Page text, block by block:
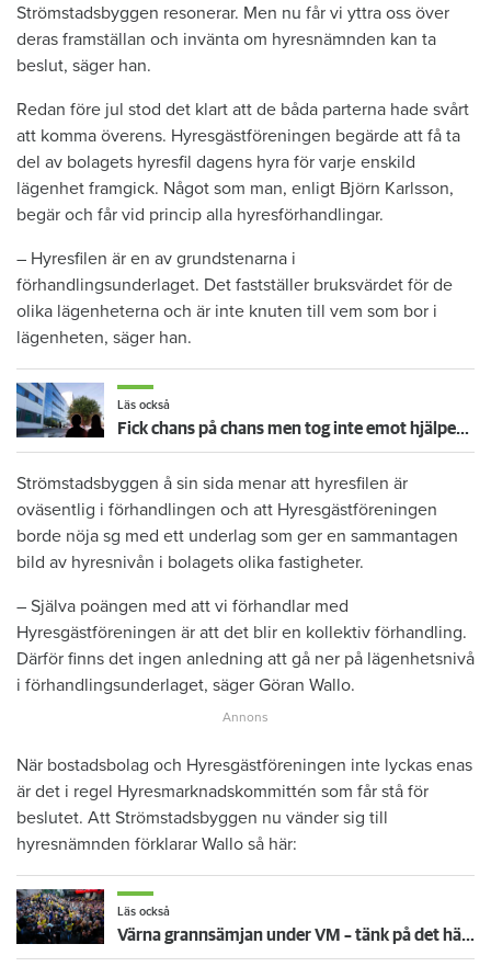
Strömstadsbyggen resonerar. Men nu får vi yttra oss över
deras framställan och invänta om hyresnämnden kan ta
beslut, säger han.
Redan före jul stod det klart att de båda parterna hade svårt
att komma överens. Hyresgästföreningen begärde att få ta
del av bolagets hyresfil dagens hyra för varje enskild
lägenhet framgick. Något som man, enligt Björn Karlsson,
begär och får vid princip alla hyresförhandlingar.
– Hyresfilen är en av grundstenarna i
förhandlingsunderlaget. Det fastställer bruksvärdet för de
olika lägenheterna och är inte knuten till vem som bor i
lägenheten, säger han.
Läs också
Fick chans på chans men tog inte emot hjälpen – nu vräks paret: ”Tragiskt"
Strömstadsbyggen å sin sida menar att hyresfilen är
oväsentlig i förhandlingen och att Hyresgästföreningen
borde nöja sg med ett underlag som ger en sammantagen
bild av hyresnivån i bolagets olika fastigheter.
– Själva poängen med att vi förhandlar med
Hyresgästföreningen är att det blir en kollektiv förhandling.
Därför finns det ingen anledning att gå ner på lägenhetsnivå
i förhandlingsunderlaget, säger Göran Wallo.
När bostadsbolag och Hyresgästföreningen inte lyckas enas
är det i regel Hyresmarknadskommittén som får stå för
beslutet. Att Strömstadsbyggen nu vänder sig till
hyresnämnden förklarar Wallo så här:
Läs också
Värna grannsämjan under VM – tänk på det här inför fortsatta nattmatcher